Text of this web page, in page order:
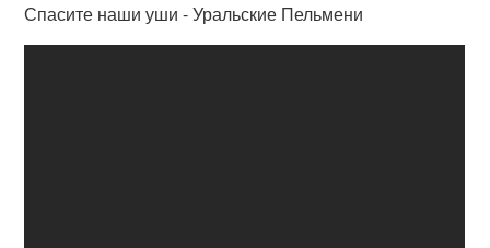
Спасите наши уши - Уральские Пельмени